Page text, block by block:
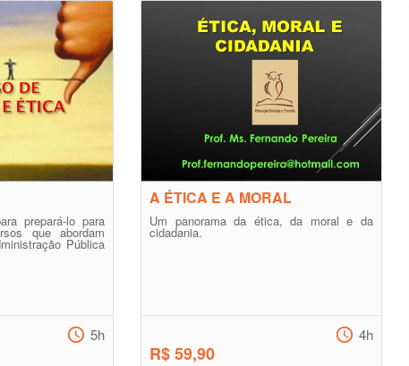
prepará-lo para
que abordam
Pública
5h
A ÉTICA E A MORAL
Um panorama da ética, da moral e da
cidadania.
R$ 59,90
4h